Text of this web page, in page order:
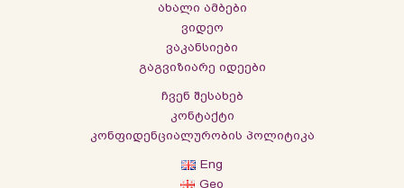
ახალი ამბები
ვიდეო
ვაკანსიები
გაგვიზიარე იდეები
ჩვენ შესახებ
კონტაქტი
კონფიდენციალურობის პოლიტიკა
Eng
Geo